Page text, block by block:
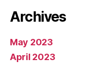
Archives
May 2023
April 2023